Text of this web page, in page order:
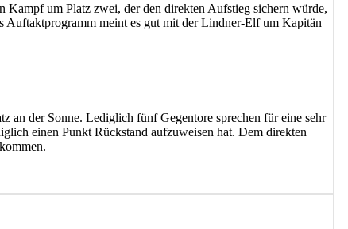
Kampf um Platz zwei, der den direkten Aufstieg sichern würde,
meint es gut mit der Lindner-Elf um Kapitän
an der Sonne. Lediglich fünf Gegentore sprechen für eine sehr
einen Punkt Rückstand aufzuweisen hat. Dem direkten